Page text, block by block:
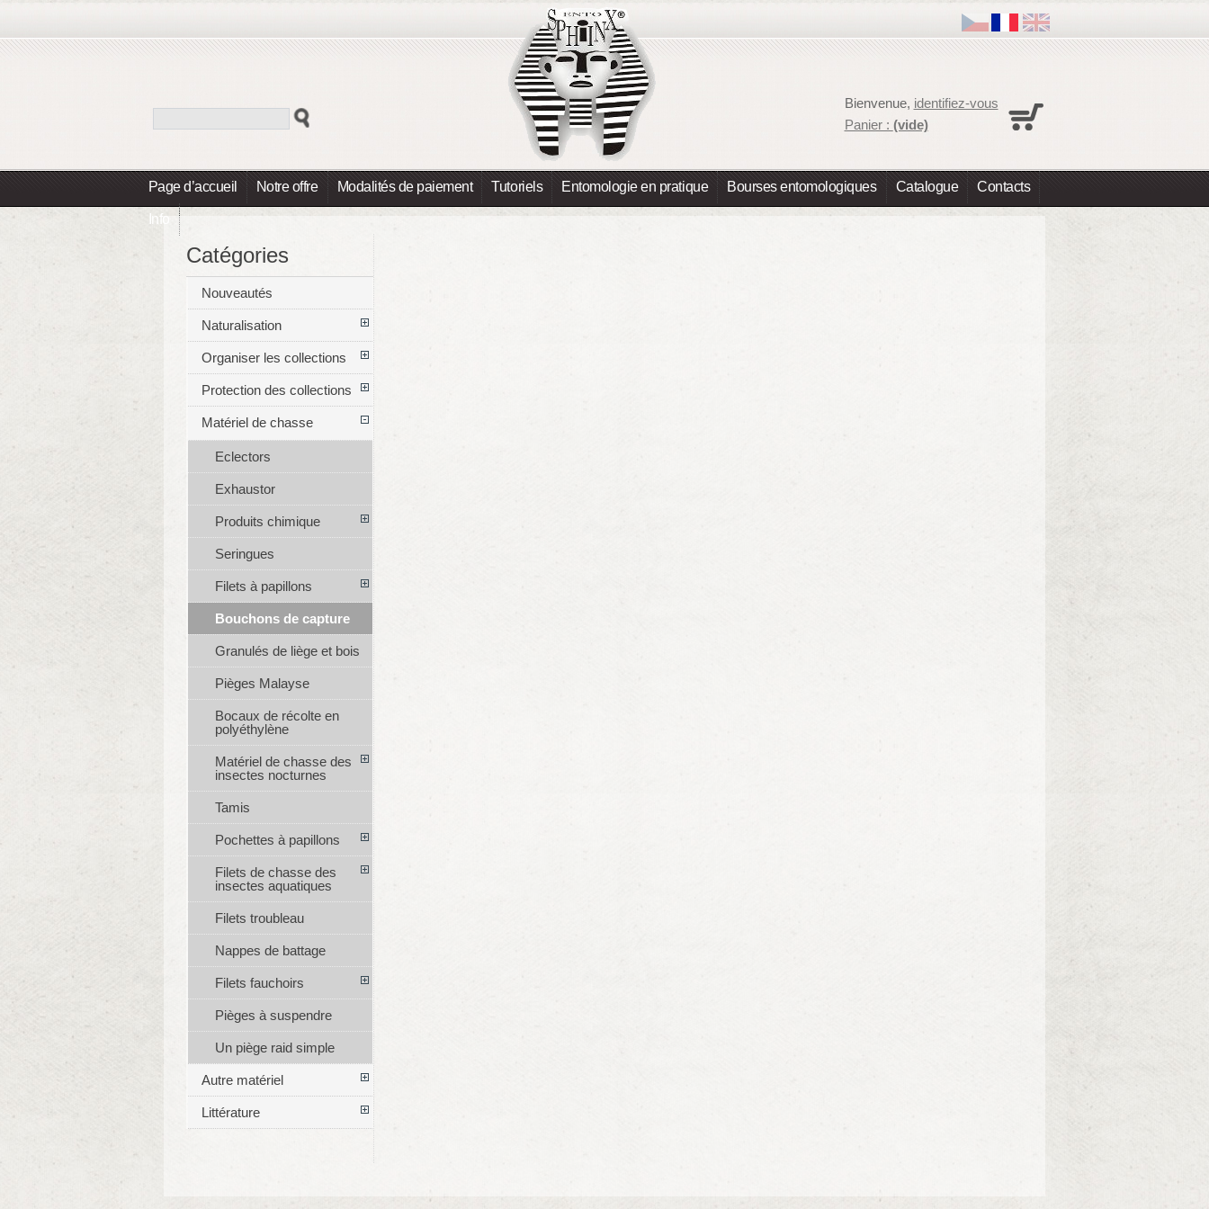
Page d’accueil Notre offre Modalités de paiement Tutoriels Entomologie en pratique Bourses entomologiques Catalogue Contacts
Info
Bienvenue, identifiez-vous
Panier : (vide)
Catégories
Nouveautés
Naturalisation
Organiser les collections
Protection des collections
Matériel de chasse
Eclectors
Exhaustor
Produits chimique
Seringues
Filets à papillons
Bouchons de capture
Granulés de liège et bois
Pièges Malayse
Bocaux de récolte en
polyéthylène
Matériel de chasse des
insectes nocturnes
Tamis
Pochettes à papillons
Filets de chasse des
insectes aquatiques
Filets troubleau
Nappes de battage
Filets fauchoirs
Pièges à suspendre
Un piège raid simple
Autre matériel
Littérature
Aucun produit
Total 0,00 €
Les prix sont HT